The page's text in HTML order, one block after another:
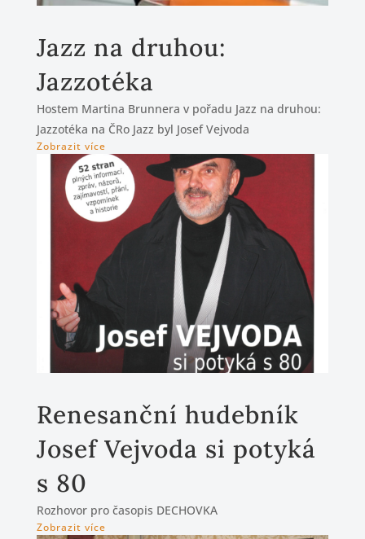
Jazz na druhou:
Jazzotéka
Hostem Martina Brunnera v pořadu Jazz na druhou:
Jazzotéka na ČRo Jazz byl Josef Vejvoda
Zobrazit více
Renesanční hudebník
Josef Vejvoda si potyká
s 80
Rozhovor pro časopis DECHOVKA
Zobrazit více